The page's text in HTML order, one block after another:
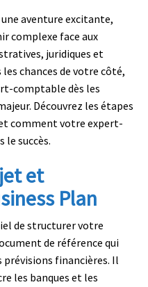
aventure excitante,
complexe face aux
juridiques et
chances de votre côté,
comptabledès les
Découvrez les étapes
comment votre expert-
le succès.
et
Plan
de structurer votre
de référence qui
financières. Il
les banques et les